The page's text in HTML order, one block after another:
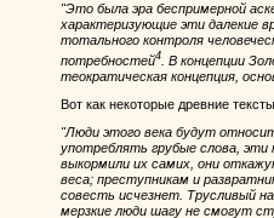
"Это была эра беспримерной
характеризующие эти далекие
тотального контроля
потребностей4 . В концепции
теократическая концепция,
Вот как некоторые древние
"Люди этого века будут
употреблять грубые слова, эти
выкормили их самих, они
веса; преступникам и
совесть исчезнет. Трусливый
мерзкие люди шагу не смогут